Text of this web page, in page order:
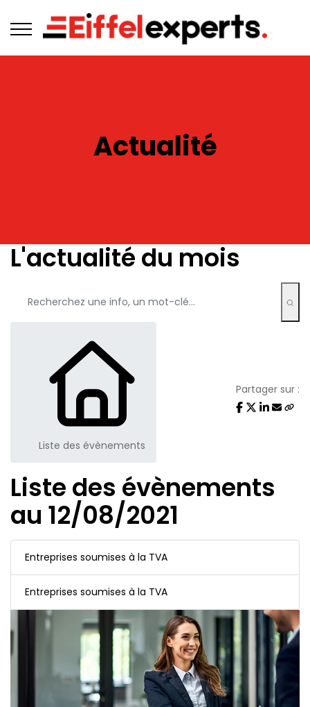
Actualité
L'actualité du mois
Liste des évènements
Partager sur :
Liste des évènements
au 12/08/2021
Entreprises soumises à la TVA
Entreprises soumises à la TVA